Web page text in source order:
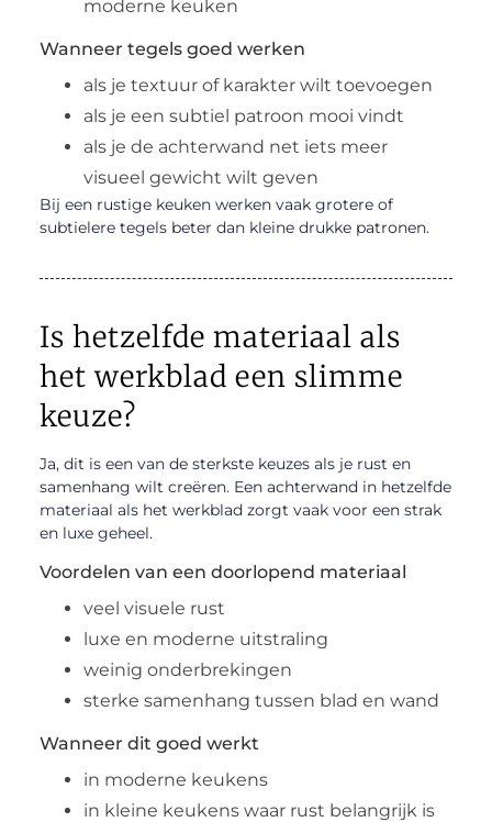
moderne keuken
Wanneer tegels goed werken
als je textuur of karakter wilt toevoegen
als je een subtiel patroon mooi vindt
als je de achterwand net iets meer
visueel gewicht wilt geven
Bij een rustige keuken werken vaak grotere of
subtielere tegels beter dan kleine drukke patronen.
Is hetzelfde materiaal als
het werkblad een slimme
keuze?
Ja, dit is een van de sterkste keuzes als je rust en
samenhang wilt creëren. Een achterwand in hetzelfde
materiaal als het werkblad zorgt vaak voor een strak
en luxe geheel.
Voordelen van een doorlopend materiaal
veel visuele rust
luxe en moderne uitstraling
weinig onderbrekingen
sterke samenhang tussen blad en wand
Wanneer dit goed werkt
in moderne keukens
in kleine keukens waar rust belangrijk is